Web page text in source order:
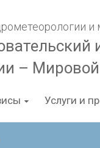
–
Услуги и